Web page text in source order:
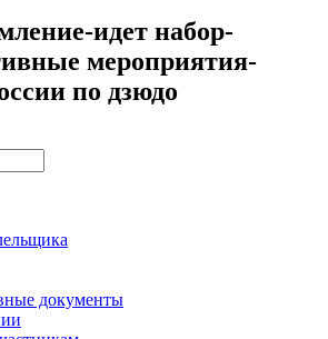
идет набор-
мероприятия-
по дзюдо
документы